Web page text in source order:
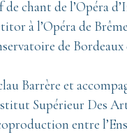
chant de l’Opéra
à l’Opéra de
de Bordeaux
Barrère et
Supérieur Des
entre